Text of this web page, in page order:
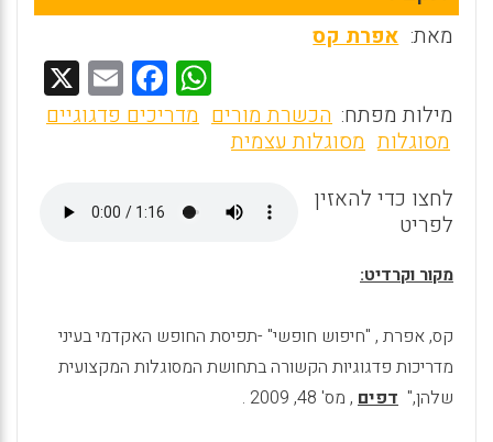
מאת: אפרת קס
W
h
A
F
a
o
E
m מילות מפתח: הכשרת מורים מדריכים פדגוגיים
מסוגלות מסוגלות עצמית
לחצו כדי להאזין
לפריט
מקור וקרדיט:
קס, אפרת , "חיפוש חופשי- "תפיסת החופש האקדמי בעיני
מדריכות פדגוגיות הקשורהבתחושת המסוגלות המקצועית
שלהן," דפים , מס' 48, 2009 .